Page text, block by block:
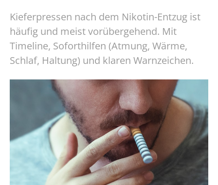
Kieferpressen nach dem Nikotin-Entzug ist
häufig und meist vorübergehend. Mit
Timeline, Soforthilfen (Atmung, Wärme,
Schlaf, Haltung) und klaren Warnzeichen.